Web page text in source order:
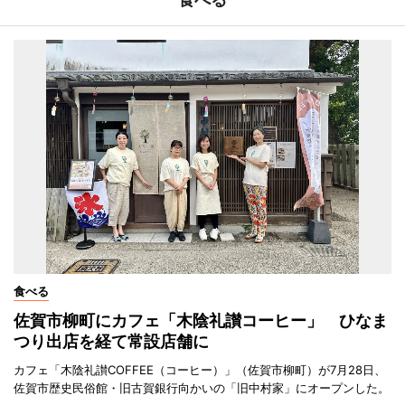
食べる
佐賀市柳町にカフェ「木陰礼讃コーヒー」 ひなま
つり出店を経て常設店舗に
カフェ「木陰礼讃COFFEE（コーヒー）」（佐賀市柳町）が7月28日、
佐賀市歴史民俗館・旧古賀銀行向かいの「旧中村家」にオープンした。